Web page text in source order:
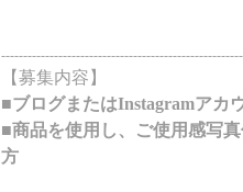
【募集内容】
■ブログまたはInstagramアカ
■商品を使用し、ご使用感写
方